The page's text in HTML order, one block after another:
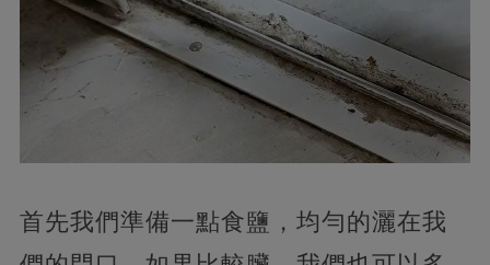
首先我們準備一點食鹽， 均勻的灑在我